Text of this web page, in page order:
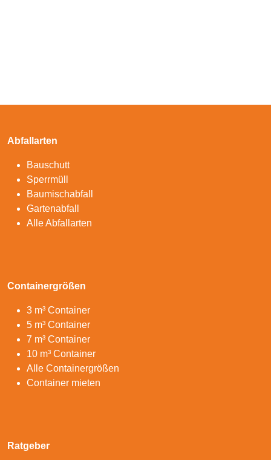
Abfallarten
Bauschutt
Sperrmüll
Baumischabfall
Gartenabfall
Alle Abfallarten
Containergrößen
3 m³ Container
5 m³ Container
7 m³ Container
10 m³ Container
Alle Containergrößen
Container mieten
Ratgeber